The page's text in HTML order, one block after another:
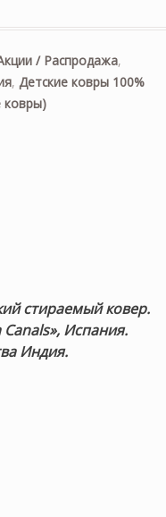
/ Распродажа,
, Детские ковры 100%
ковры)
стираемый ковер.
Испания.
Индия.